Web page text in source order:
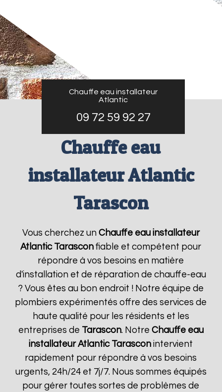
Chauffe eau installateur
Atlantic
09 72 59 92 27
Chauffe eau
installateur Atlantic
Tarascon
Vous cherchez un Chauffe eau installateur
Atlantic Tarascon fiable et compétent pour
répondre à vos besoins en matière
d'installation et de réparation de chauffe-eau
? Vous êtes au bon endroit ! Notre équipe de
plombiers expérimentés offre des services de
haute qualité pour les résidents et les
entreprises de Tarascon. Notre Chauffe eau
installateur Atlantic Tarascon intervient
rapidement pour répondre à vos besoins
urgents, 24h/24 et 7j/7. Nous sommes équipés
pour gérer toutes sortes de problèmes de